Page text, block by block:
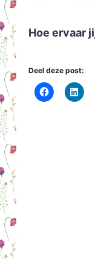
Hoe ervaar
Deel deze post: